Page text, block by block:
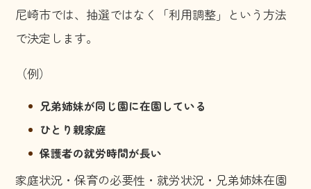
尼崎市では、抽選ではなく「利用調整」という方法
で決定します。
（例）
兄弟姉妹が同じ園に在園している
ひとり親家庭
保護者の就労時間が長い
家庭状況・保育の必要性・就労状況・兄弟姉妹在園